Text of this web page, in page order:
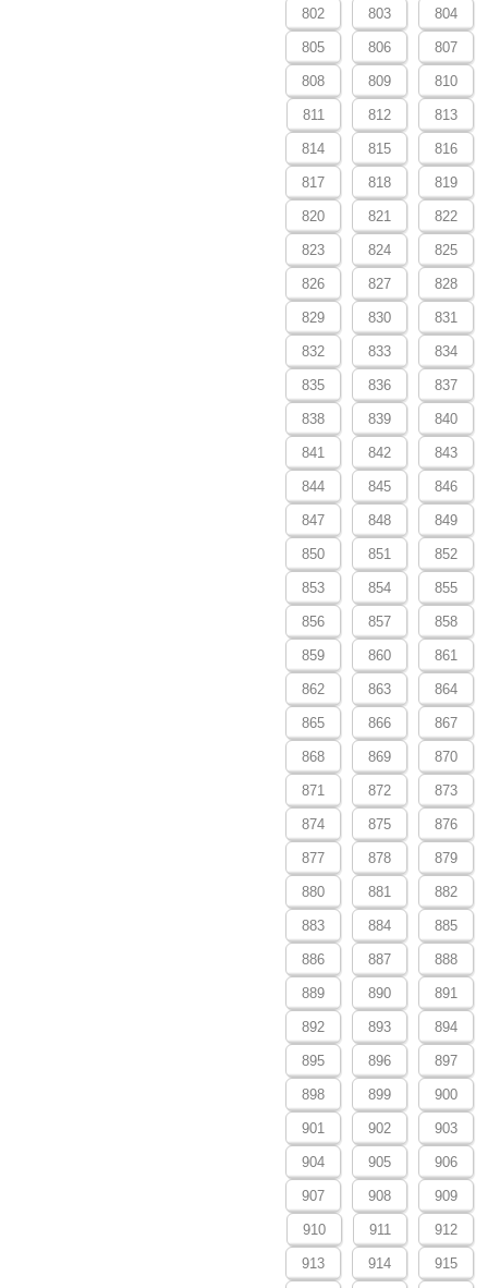
802 803 804
805 806 807
808 809 810
811 812 813
814 815 816
817 818 819
820 821 822
823 824 825
826 827 828
829 830 831
832 833 834
835 836 837
838 839 840
841 842 843
844 845 846
847 848 849
850 851 852
853 854 855
856 857 858
859 860 861
862 863 864
865 866 867
868 869 870
871 872 873
874 875 876
877 878 879
880 881 882
883 884 885
886 887 888
889 890 891
892 893 894
895 896 897
898 899 900
901 902 903
904 905 906
907 908 909
910 911 912
913 914 915